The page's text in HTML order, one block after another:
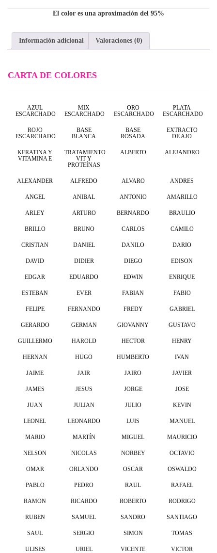
El color es una aproximación del 95%
Información adicional Valoraciones (0)
CARTA DE COLORES
AZUL
ESCARCHADO
MIX
ESCARCHADO
ORO
ESCARCHADO
PLATA
ESCARCHADO
ROJO
ESCARCHADO
BASE
BLANCA
BASE
ROSADA
EXTRACTO
DE AJO
KERATINA Y
VITAMINA E
TRATAMIENTO
VIT Y
PROTEÍNAS
ALBERTO ALEJANDRO
ALEXANDER ALFREDO ALVARO ANDRES
ANGEL ANIBAL ANTONIO AMARILLO
ARLEY ARTURO BERNARDO BRAULIO
BRILLO BRUNO CARLOS CAMILO
CRISTIAN DANIEL DANILO DARIO
DAVID DIDIER DIEGO EDISON
EDGAR EDUARDO EDWIN ENRIQUE
ESTEBAN EVER FABIAN FABIO
FELIPE FERNANDO FREDY GABRIEL
GERARDO GERMAN GIOVANNY GUSTAVO
GUILLERMO HAROLD HECTOR HENRY
HERNAN HUGO HUMBERTO IVAN
JAIME JAIR JAIRO JAVIER
JAMES JESUS JORGE JOSE
JUAN JULIAN JULIO KEVIN
LEONEL LEONARDO LUIS MANUEL
MARIO MARTÍN MIGUEL MAURICIO
NELSON NICOLAS NORBEY OCTAVIO
OMAR ORLANDO OSCAR OSWALDO
PABLO PEDRO RAUL RAFAEL
RAMON RICARDO ROBERTO RODRIGO
RUBEN SAMUEL SANDRO SANTIAGO
SAUL SERGIO SIMON TOMAS
ULISES URIEL VICENTE VICTOR